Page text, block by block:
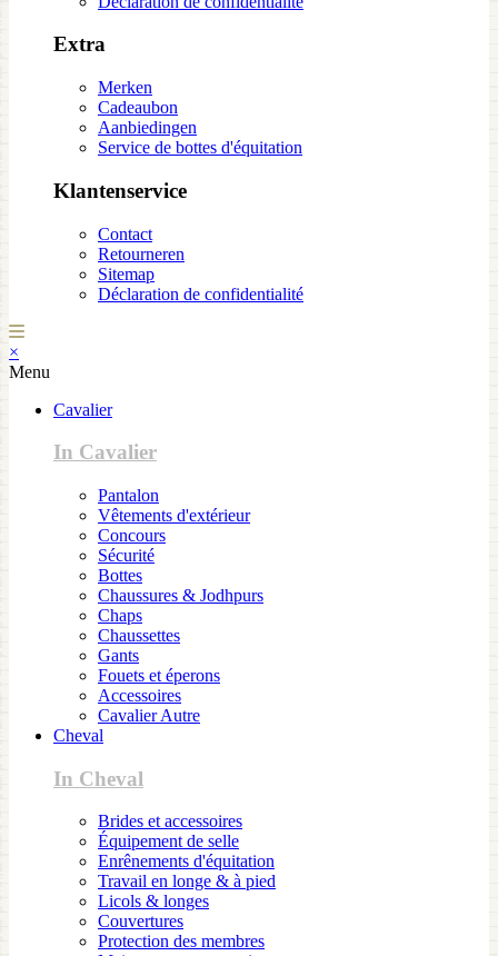
Extra
Merken
Cadeaubon
Aanbiedingen
Service de bottes d'équitation
Klantenservice
Contact
Retourneren
Sitemap
Déclaration de confidentialité
×
Menu
Cavalier
In Cavalier
Pantalon
Vêtements d'extérieur
Concours
Sécurité
Bottes
Chaussures & Jodhpurs
Chaps
Chaussettes
Gants
Fouets et éperons
Accessoires
Cavalier Autre
Cheval
In Cheval
Brides et accessoires
Équipement de selle
Enrênements d'équitation
Travail en longe & à pied
Licols & longes
Couvertures
Protection des membres